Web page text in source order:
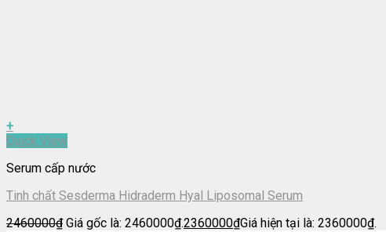
+
Quick View
Serum cấp nước
Tinh chất Sesderma Hidraderm Hyal Liposomal Serum
2460000₫ Giá gốc là: 2460000₫.2360000₫Giá hiện tại là: 2360000₫.